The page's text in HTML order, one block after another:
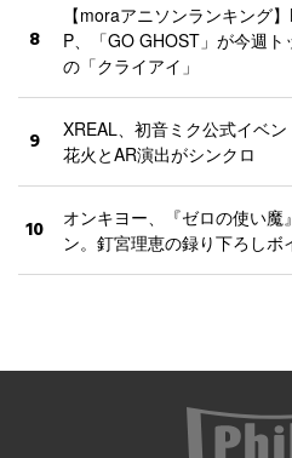
8
【moraアニソンランキング
P、「GO GHOST」が今週
の「クライアイ」
9
XREAL、初音ミク公式イベ
花火とAR演出がシンクロ
10
オンキヨー、『ゼロの使い
ン。釘宮理恵の録り下ろしボ